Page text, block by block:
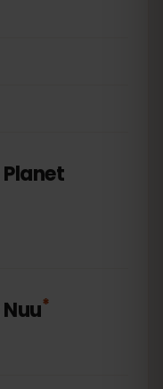
Planet
Nuu*